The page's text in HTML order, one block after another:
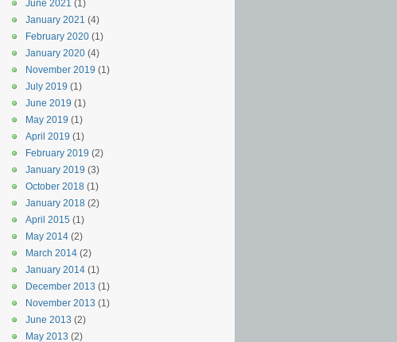
June 2021 (1)
January 2021 (4)
February 2020 (1)
January 2020 (4)
November 2019 (1)
July 2019 (1)
June 2019 (1)
May 2019 (1)
April 2019 (1)
February 2019 (2)
January 2019 (3)
October 2018 (1)
January 2018 (2)
April 2015 (1)
May 2014 (2)
March 2014 (2)
January 2014 (1)
December 2013 (1)
November 2013 (1)
June 2013 (2)
May 2013 (2)